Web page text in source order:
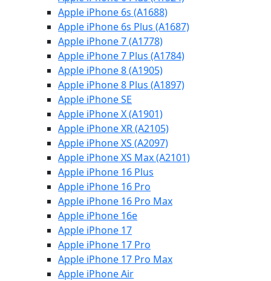
Apple iPhone 6s (A1688)
Apple iPhone 6s Plus (A1687)
Apple iPhone 7 (A1778)
Apple iPhone 7 Plus (A1784)
Apple iPhone 8 (A1905)
Apple iPhone 8 Plus (A1897)
Apple iPhone SE
Apple iPhone X (A1901)
Apple iPhone XR (A2105)
Apple iPhone XS (A2097)
Apple iPhone XS Max (A2101)
Apple iPhone 16 Plus
Apple iPhone 16 Pro
Apple iPhone 16 Pro Max
Apple iPhone 16e
Apple iPhone 17
Apple iPhone 17 Pro
Apple iPhone 17 Pro Max
Apple iPhone Air